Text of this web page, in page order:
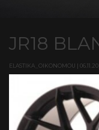
JR18
ELASTIKA_OIKONOMOU |